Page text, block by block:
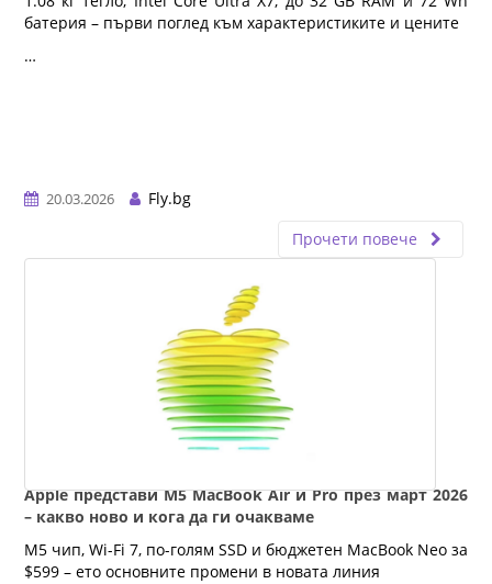
батерия – първи поглед към характеристиките и цените
…
20.03.2026
Fly.bg
Прочети повече
Apple представи M5 MacBook Air и Pro през март 2026
– какво ново и кога да ги очакваме
M5 чип, Wi-Fi 7, по-голям SSD и бюджетен MacBook Neo за
$599 – ето основните промени в новата линия